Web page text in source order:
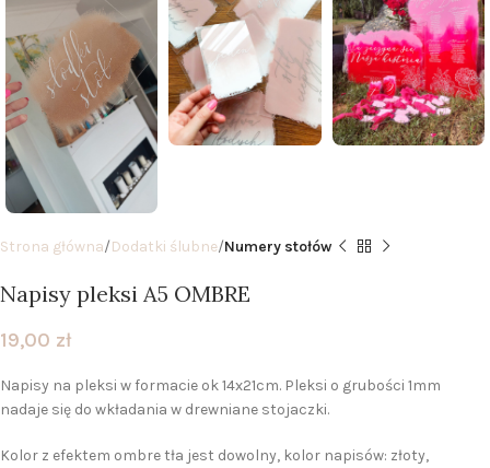
Strona główna Dodatki ślubne Numery stołów
Napisy pleksi A5 OMBRE
19,00 zł
Napisy na pleksi w formacie ok 14x21cm. Pleksi o grubości 1mm
nadaje się do wkładania w drewniane stojaczki.
Kolor z efektem ombre tła jest dowolny, kolor napisów: złoty,